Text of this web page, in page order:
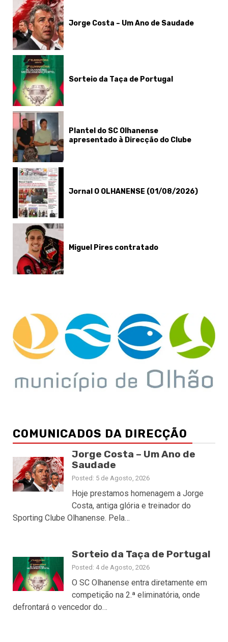
Jorge Costa – Um Ano de Saudade
Sorteio da Taça de Portugal
Plantel do SC Olhanense
apresentado à Direcção do Clube
Jornal O OLHANENSE (01/08/2026)
Miguel Pires contratado
COMUNICADOS DA DIRECÇÃO
Jorge Costa – Um Ano de
Saudade
Posted: 5 de Agosto, 2026
Hoje prestamos homenagem a Jorge
Costa, antiga glória e treinador do
Sporting Clube Olhanense. Pela…
Sorteio da Taça de Portugal
Posted: 4 de Agosto, 2026
O SC Olhanense entra diretamente em
competição na 2.ª eliminatória, onde
defrontará o vencedor do…